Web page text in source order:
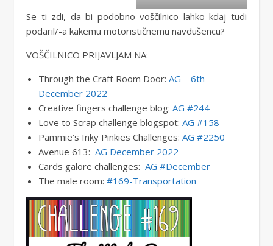
Se ti zdi, da bi podobno voščilnico lahko kdaj tudi
podaril/-a kakemu motorističnemu navdušencu?
VOŠČILNICO PRIJAVLJAM NA:
Through the Craft Room Door: AG – 6th
December 2022
Creative fingers challenge blog: AG #244
Love to Scrap challenge blogspot: AG #158
Pammie’s Inky Pinkies Challenges: AG #2250
Avenue 613: ​​ AG December 2022
Cards galore challenges: AG #December
The male room: #169-Transportation